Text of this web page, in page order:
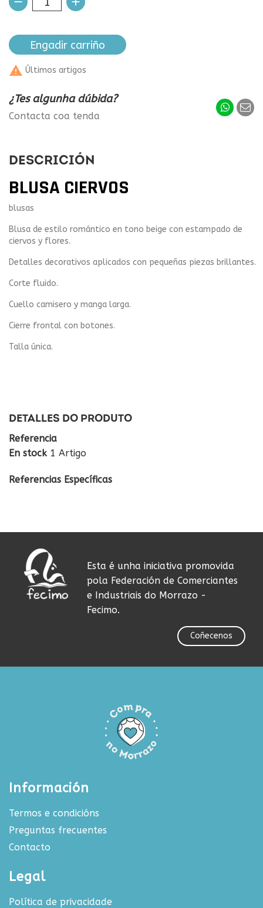
Engadir carriño
 Últimos artigos
¿Tes algunha dúbida?
Contacta coa tenda
DESCRICIÓN
BLUSA CIERVOS
blusas
Blusa de estilo romántico en tono beige con estampado de
ciervos y flores.
Detalles decorativos aplicados con pequeñas piezas brillantes.
Corte fluido.
Cuello camisero y manga larga.
Cierre frontal con botones.
Talla única.
DETALLES DO PRODUTO
Referencia
En stock 1 Artigo
Referencias Específicas
Esta é unha iniciativa promovida
pola Federación de Comerciantes
e Industriais do Morrazo -
Fecimo.
Coñecenos
Información
Termos e condicións
Preguntas frecuentes
Contacto
Legal
Política de privacidade